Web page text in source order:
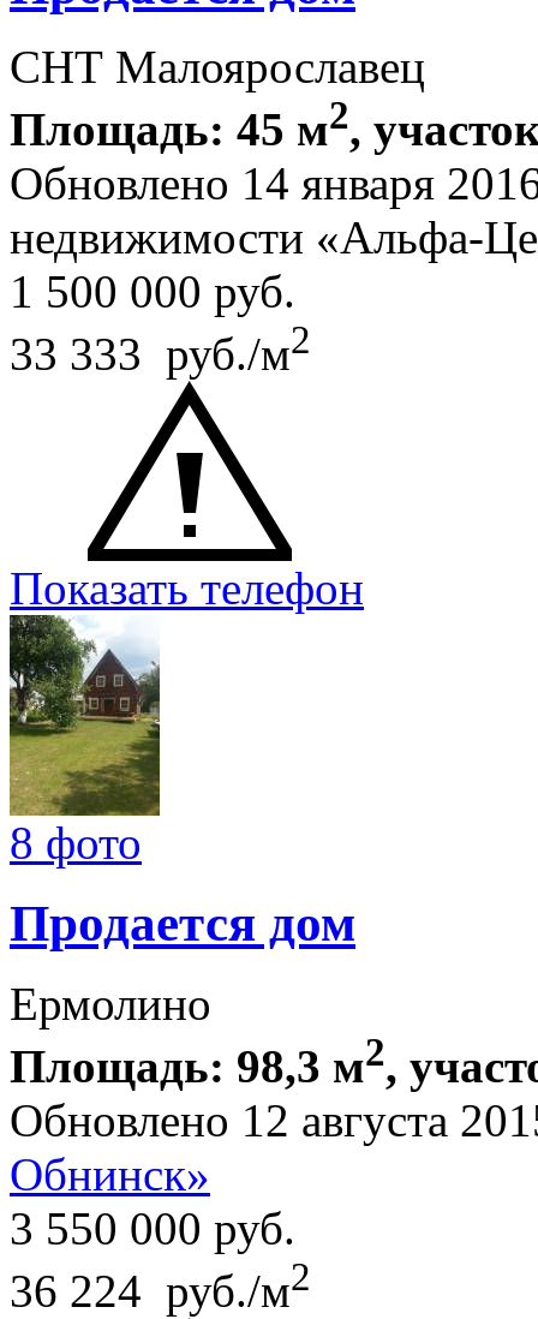
СНТ Малоярославец
Площадь: 45 м2,
Обновлено 14 января
недвижимости «Альфа-
1 500 000 руб.
33 333 руб./м2
Показать телефон
8 фото
Продается дом
Ермолино
Площадь: 98,3 м2,
Обновлено 12 августа
Обнинск»
3 550 000 руб.
36 224 руб./м2